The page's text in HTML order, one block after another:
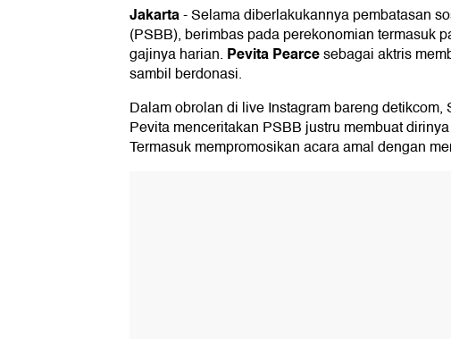
Jakarta-Selama diberlakukannya pembatasan
(PSBB), berimbas pada perekonomian termasuk
gajinya harian. Pevita Pearcesebagai aktris
sambil berdonasi.
Dalam obrolan di live Instagram bareng detikcom,
Pevita menceritakan PSBB justru membuat
Termasuk mempromosikan acara amal dengan